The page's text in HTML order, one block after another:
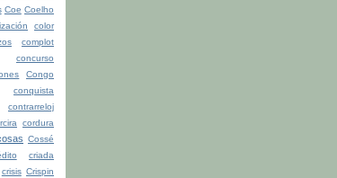
Coe Coelho
color
complot
concurso
Congo
conquista
contrarreloj
cordura
Cossé
criada
crisis Crispin